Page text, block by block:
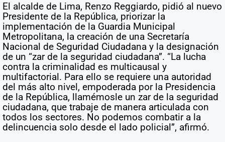
El alcalde de Lima, Renzo Reggiardo, pidió al nuevo
Presidente de la República, priorizar la
implementación de la Guardia Municipal
Metropolitana, la creación de una Secretaría
Nacional de Seguridad Ciudadana y la designación
de un “zar de la seguridad ciudadana”. “La lucha
contra la criminalidad es multicausal y
multifactorial. Para ello se requiere una autoridad
del más alto nivel, empoderada por la Presidencia
de la República, llamémosle un zar de la seguridad
ciudadana, que trabaje de manera articulada con
todos los sectores. No podemos combatir a la
delincuencia solo desde el lado policial”, afirmó.